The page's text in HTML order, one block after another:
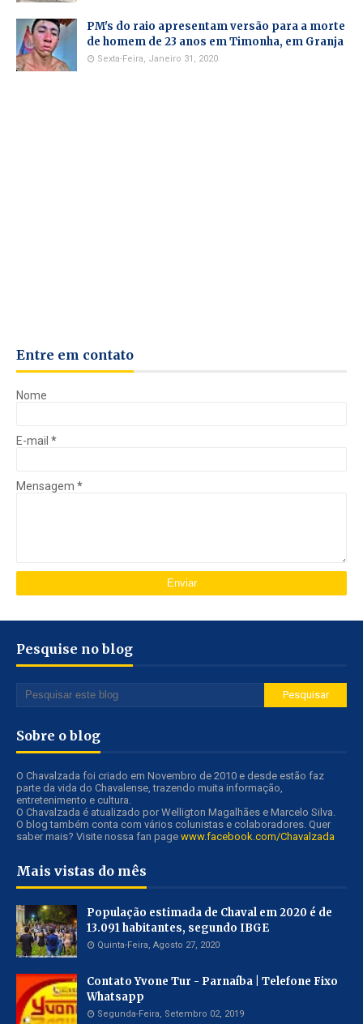
PM's do raio apresentam versão para a morte
de homem de 23 anos em Timonha, em Granja
Sexta-Feira, Janeiro 31, 2020
Entre em contato
Nome
E-mail *
Mensagem *
Pesquise no blog
Sobre o blog
O Chavalzada foi criado em Novembro de 2010 e desde estão faz
parte da vida do Chavalense, trazendo muita informação,
entretenimento e cultura.
O Chavalzada é atualizado por Welligton Magalhães e Marcelo Silva.
O blog também conta com vários colunistas e colaboradores. Quer
saber mais? Visite nossa fan page www.facebook.com/Chavalzada
Mais vistas do mês
População estimada de Chaval em 2020 é de
13.091 habitantes, segundo IBGE
Quinta-Feira, Agosto 27, 2020
Contato Yvone Tur - Parnaíba | Telefone Fixo
Whatsapp
Segunda-Feira, Setembro 02, 2019